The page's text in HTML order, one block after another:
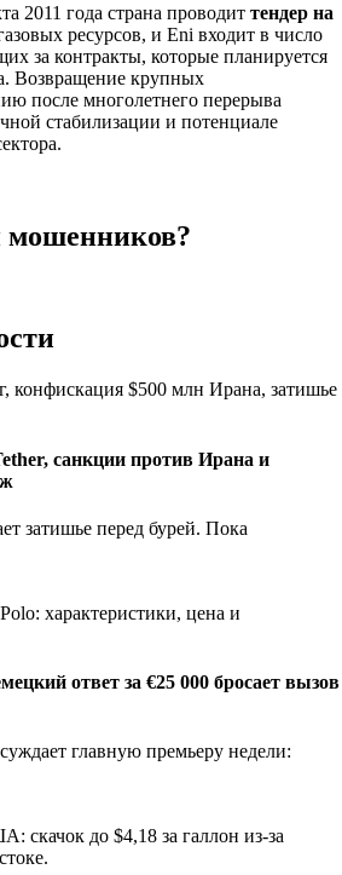
2011 года страна проводит тендер на
ресурсов, и Eni входит в число
за контракты, которые планируется
Возвращение крупных
после многолетнего перерыва
стабилизации и потенциале
мошенников?
санкции против Ирана и
затишье перед бурей. Пока
ответ за €25 000 бросает вызов
главную премьеру недели: